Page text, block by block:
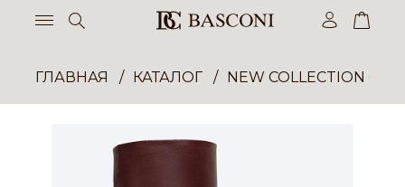
ГЛАВНАЯ КАТАЛОГ NEW COLLECTION